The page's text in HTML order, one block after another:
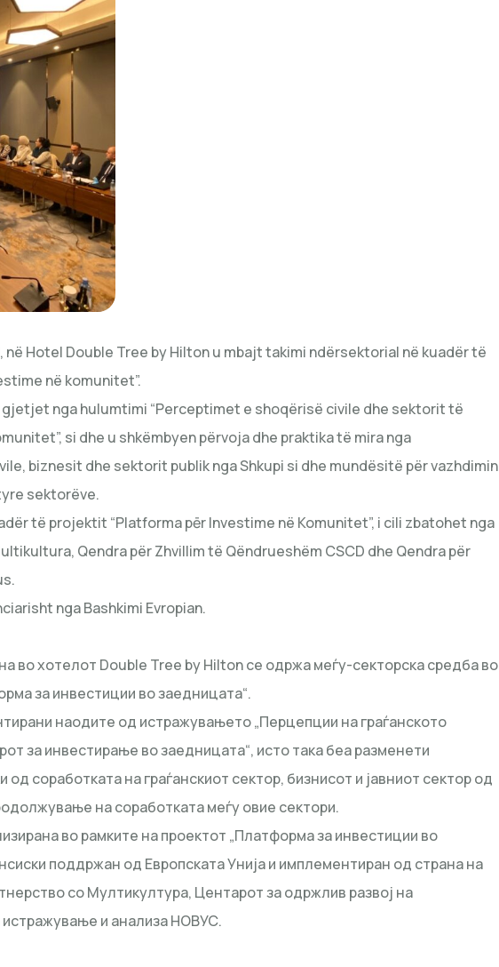
në Hotel Double Tree by Hilton u mbajt takimi ndërsektorial në kuadër të
në komunitet”.
nga hulumtimi “Perceptimet e shoqërisë civile dhe sektorit të
si dhe u shkëmbyen përvoja dhe praktika të mira nga
biznesit dhe sektorit publik nga Shkupi si dhe mundësitë për vazhdimin
sektorëve.
të projektit “Platforma pēr Investime në Komunitet”, i cili zbatohet nga
Qendra për Zhvillim të Qëndrueshëm CSCD dhe Qendra për
nga Bashkimi Evropian.
во хотелот Double Tree by Hilton се одржа меѓу-секторска средба во
за инвестиции во заедницата“.
наодите од истражувањето „Перцепции на граѓанското
за инвестирање во заедницата“, исто така беа разменети
од соработката на граѓанскиот сектор, бизнисот и јавниот сектор од
на соработката меѓу овие сектори.
во рамките на проектот „Платформа за инвестиции во
поддржан од Европската Унија и имплементиран од страна на
со Мултикултура, Центарот за одржлив развој на
и анализа НОВУС.